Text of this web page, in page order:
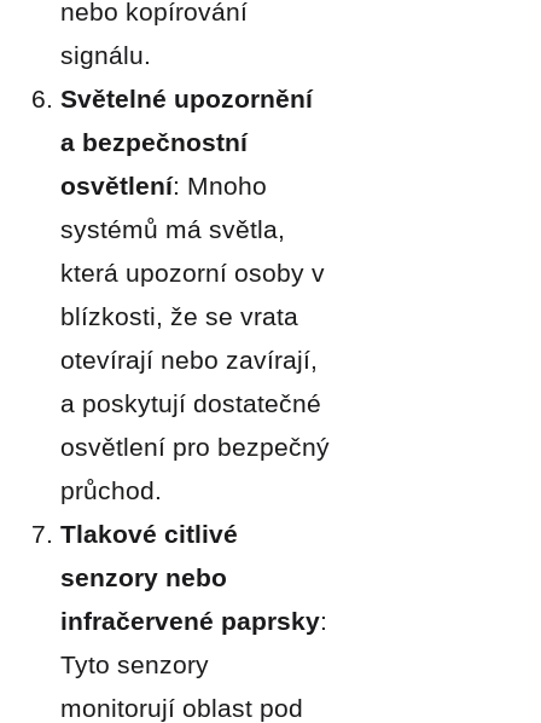
nebo kopírování
signálu.
Světelné upozornění
a bezpečnostní
osvětlení: Mnoho
systémů má světla,
která upozorní osoby v
blízkosti, že se vrata
otevírají nebo zavírají,
a poskytují dostatečné
osvětlení pro bezpečný
průchod.
Tlakové citlivé
senzory nebo
infračervené paprsky:
Tyto senzory
monitorují oblast pod